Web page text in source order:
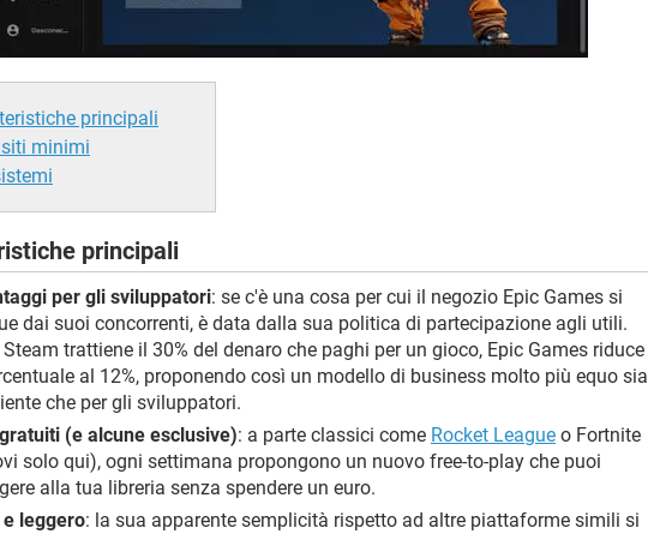
principali
minimi
principali
per gli sviluppatori: se c'è una cosa per cui il negozio Epic Games si
dai suoi concorrenti, è data dalla sua politica di partecipazione agli utili.
Steam trattiene il 30% del denaro che paghi per un gioco, Epic Games riduce
al 12%, proponendo così un modello di business molto più equo sia
che per gli sviluppatori.
(e alcune esclusive): a parte classici come Rocket League o Fortnite
solo qui), ogni settimana propongono un nuovo free-to-play che puoi
alla tua libreria senza spendere un euro.
leggero: la sua apparente semplicità rispetto ad altre piattaforme simili si